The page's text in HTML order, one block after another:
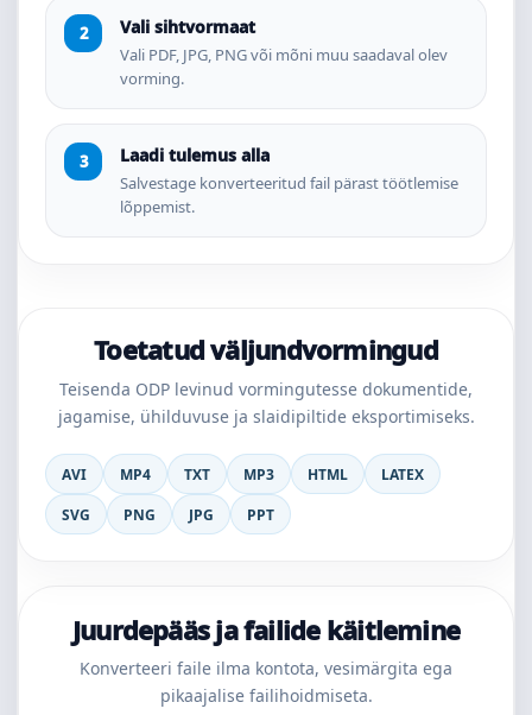
Vali sihtvormaat
Vali PDF, JPG, PNG või mõni muu saadaval olev
vorming.
Laadi tulemus alla
Salvestage konverteeritud fail pärast töötlemise
lõppemist.
Toetatud väljundvormingud
Teisenda ODP levinud vormingutesse dokumentide,
jagamise, ühilduvuse ja slaidipiltide eksportimiseks.
AVI MP4 TXT MP3 HTML
LATEX
SVG
PNG JPG PPT
Juurdepääs ja failide käitlemine
Konverteeri faile ilma kontota, vesimärgita ega
pikaajalise failihoidmiseta.